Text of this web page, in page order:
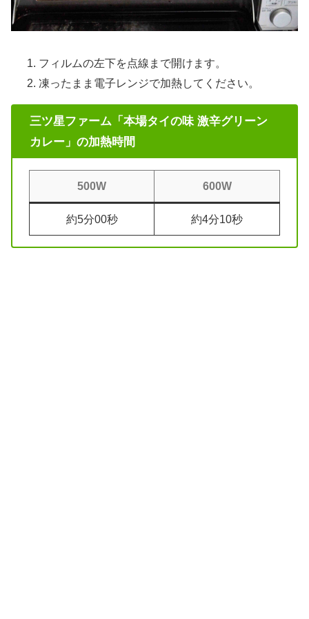
フィルムの左下を点線まで開けます。
凍ったまま電子レンジで加熱してください。
三ツ星ファーム「本場タイの味 激辛グリーン
カレー」の加熱時間
500W 600W
約5分00秒 約4分10秒